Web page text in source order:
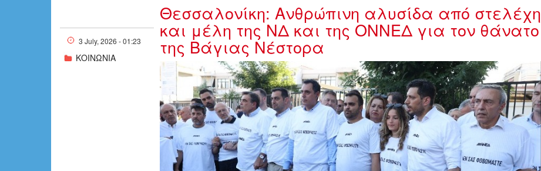
3 July, 2026 - 01:23
ΚΟΙΝΩΝΙΑ
Θεσσαλονίκη: Ανθρώπινη αλυσίδα από στελέχη
και μέλη της ΝΔ και της ΟΝΝΕΔ για τον θάνατο
της Βάγιας Νέστορα
w02-21171632074321.jpg